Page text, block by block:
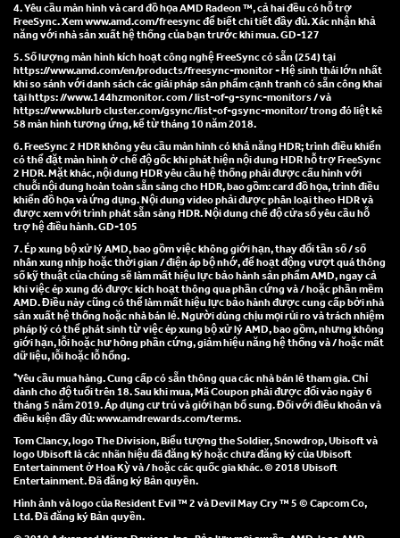
4. Yêu cầu màn hình và card đồ họa AMD Radeon ™, cả hai đều có hỗ trợ
FreeSync. Xem www.amd.com/freesync để biết chi tiết đầy đủ. Xác nhận khả
năng với nhà sản xuất hệ thống của bạn trước khi mua. GD-127
5. Số lượng màn hình kích hoạt công nghệ FreeSync có sẵn (254) tại
https://www.amd.com/en/products/freesync-monitor - Hệ sinh thái lớn nhất
khi so sánh với danh sách các giải pháp sản phẩm cạnh tranh có sẵn công khai
tại https: //www.144hzmonitor. com / list-of-g-sync-monitors / và
https://www.blurb cluster.com/gsync/list-of-gsync-monitor/ trong đó liệt kê
58 màn hình tương ứng, kể từ tháng 10 năm 2018.
6. FreeSync 2 HDR không yêu cầu màn hình có khả năng HDR; trình điều khiển
có thể đặt màn hình ở chế độ gốc khi phát hiện nội dung HDR hỗ trợ FreeSync
2 HDR. Mặt khác, nội dung HDR yêu cầu hệ thống phải được cấu hình với
chuỗi nội dung hoàn toàn sẵn sàng cho HDR, bao gồm: card đồ họa, trình điều
khiển đồ họa và ứng dụng. Nội dung video phải được phân loại theo HDR và
được xem với trình phát sẵn sàng HDR. Nội dung chế độ cửa sổ yêu cầu hỗ
trợ hệ điều hành. GD-105
7. Ép xung bộ xử lý AMD, bao gồm việc không giới hạn, thay đổi tần số / số
nhân xung nhịp hoặc thời gian / điện áp bộ nhớ, để hoạt động vượt quá thông
số kỹ thuật của chúng sẽ làm mất hiệu lực bảo hành sản phẩm AMD, ngay cả
khi việc ép xung đó được kích hoạt thông qua phần cứng và / hoặc phần mềm
AMD. Điều này cũng có thể làm mất hiệu lực bảo hành được cung cấp bởi nhà
sản xuất hệ thống hoặc nhà bán lẻ. Người dùng chịu mọi rủi ro và trách nhiệm
pháp lý có thể phát sinh từ việc ép xung bộ xử lý AMD, bao gồm, nhưng không
giới hạn, lỗi hoặc hư hỏng phần cứng, giảm hiệu năng hệ thống và / hoặc mất
dữ liệu, lỗi hoặc lỗ hổng.
*Yêu cầu mua hàng. Cung cấp có sẵn thông qua các nhà bán lẻ tham gia. Chỉ
dành cho độ tuổi trên 18. Sau khi mua, Mã Coupon phải được đổi vào ngày 6
tháng 5 năm 2019. Áp dụng cư trú và giới hạn bổ sung. Đối với điều khoản và
điều kiện đầy đủ: www.amdrewards.com/terms.
Tom Clancy, logo The Division, Biểu tượng the Soldier, Snowdrop, Ubisoft và
logo Ubisoft là các nhãn hiệu đã đăng ký hoặc chưa đăng ký của Ubisoft
Entertainment ở Hoa Kỳ và / hoặc các quốc gia khác. © 2018 Ubisoft
Entertainment. Đã đăng ký Bản quyền.
Hình ảnh và logo của Resident Evil ™ 2 và Devil May Cry ™ 5 © Capcom Co,
Ltd. Đã đăng ký Bản quyền.